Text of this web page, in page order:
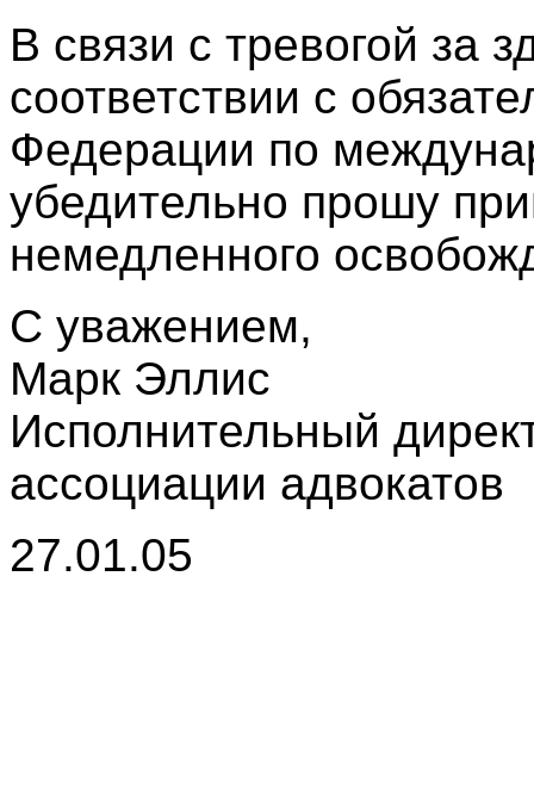
В связи с тревогой за
соответствии с
Федерации по
убедительно прошу
немедленного
С уважением,
Марк Эллис
Исполнительный
ассоциации адвокатов
27.01.05